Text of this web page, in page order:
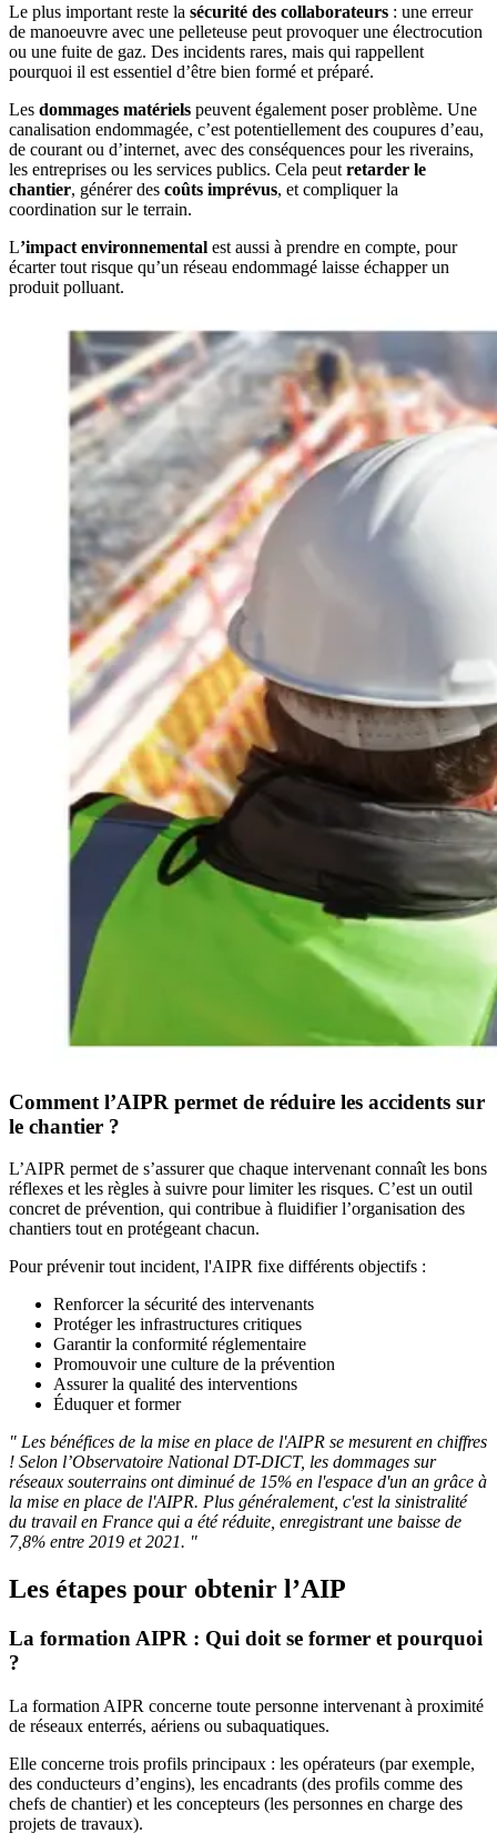
Le plus important reste la sécurité des collaborateurs : une erreur
de manoeuvre avec une pelleteuse peut provoquer une électrocution
ou une fuite de gaz. Des incidents rares, mais qui rappellent
pourquoi il est essentiel d’être bien formé et préparé.
Les dommages matériels peuvent également poser problème. Une
canalisation endommagée, c’est potentiellement des coupures d’eau,
de courant ou d’internet, avec des conséquences pour les riverains,
les entreprises ou les services publics. Cela peut retarder le
chantier, générer des coûts imprévus, et compliquer la
coordination sur le terrain.
L’impact environnemental est aussi à prendre en compte, pour
écarter tout risque qu’un réseau endommagé laisse échapper un
produit polluant.
Comment l’AIPR permet de réduire les accidents sur
le chantier ?
L’AIPR permet de s’assurer que chaque intervenant connaît les bons
réflexes et les règles à suivre pour limiter les risques. C’est un outil
concret de prévention, qui contribue à fluidifier l’organisation des
chantiers tout en protégeant chacun.
Pour prévenir tout incident, l'AIPR fixe différents objectifs :
Renforcer la sécurité des intervenants
Protéger les infrastructures critiques
Garantir la conformité réglementaire
Promouvoir une culture de la prévention
Assurer la qualité des interventions
Éduquer et former
" Les bénéfices de la mise en place de l'AIPR se mesurent en chiffres
! Selon l’Observatoire National DT-DICT, les dommages sur
réseaux souterrains ont diminué de 15% en l'espace d'un an grâce à
la mise en place de l'AIPR. Plus généralement, c'est la sinistralité
du travail en France qui a été réduite, enregistrant une baisse de
7,8% entre 2019 et 2021. "
Les étapes pour obtenir l’AIP
La formation AIPR : Qui doit se former et pourquoi
?
La formation AIPR concerne toute personne intervenant à proximité
de réseaux enterrés, aériens ou subaquatiques.
Elle concerne trois profils principaux : les opérateurs (par exemple,
des conducteurs d’engins), les encadrants (des profils comme des
chefs de chantier) et les concepteurs (les personnes en charge des
projets de travaux).